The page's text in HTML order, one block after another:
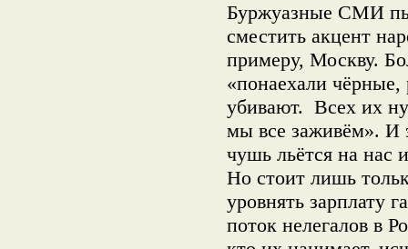
Буржуазные СМИ
сместить акцент
примеру, Москву.
«понаехали чёрные,
убивают. Всех их
мы все заживём». И
чушь льётся на нас
Но стоит лишь
уровнять зарплату
поток нелегалов в